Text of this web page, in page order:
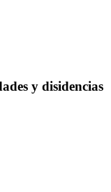
y disidencias